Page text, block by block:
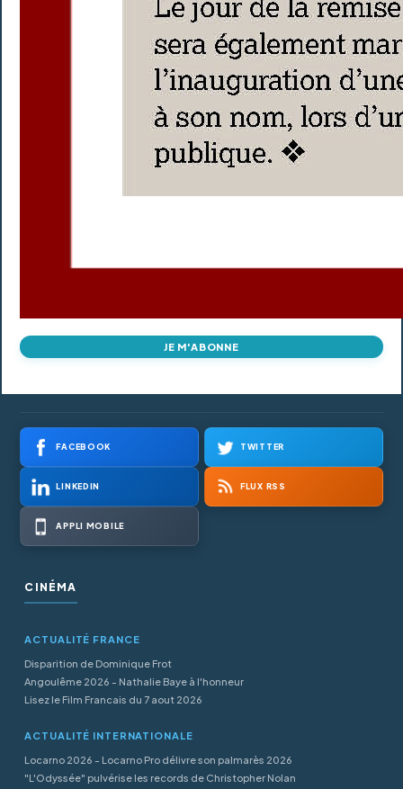
JE M'ABONNE
FACEBOOK TWITTER
LINKEDIN FLUX RSS
APPLI MOBILE
CINÉMA
ACTUALITÉ FRANCE
Disparition de Dominique Frot
Angoulême 2026 - Nathalie Baye à l'honneur
Lisez le Film Francais du 7 aout 2026
ACTUALITÉ INTERNATIONALE
Locarno 2026 - Locarno Pro délivre son palmarès 2026
"L'Odyssée" pulvérise les records de Christopher Nolan